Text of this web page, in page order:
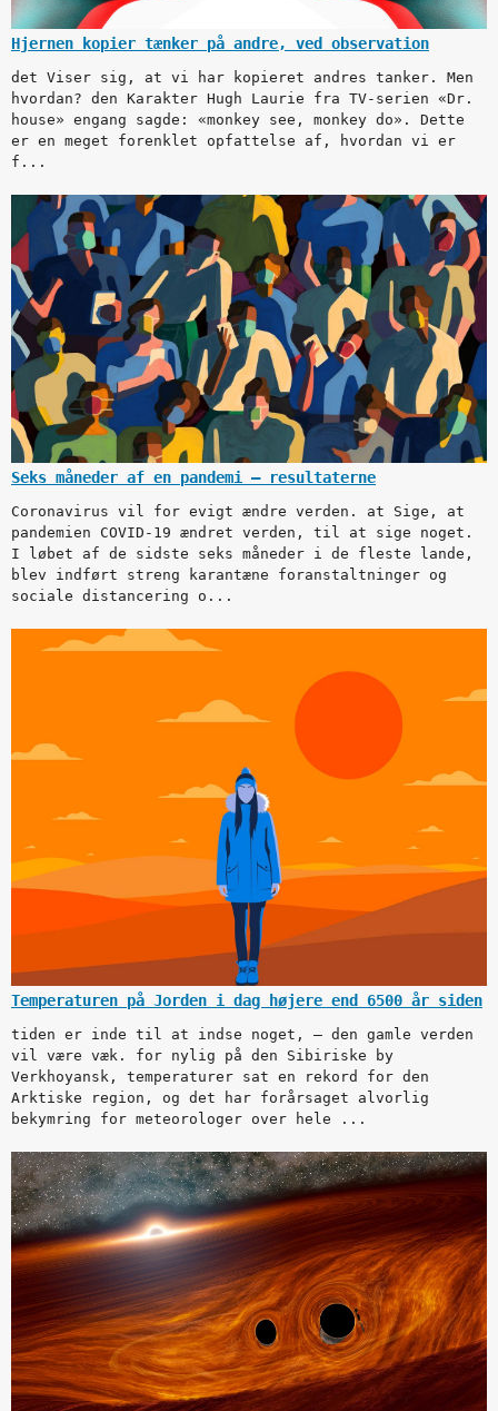
Hjernen kopier tænker på andre, ved observation
det Viser sig, at vi har kopieret andres tanker. Men
hvordan? den Karakter Hugh Laurie fra TV-serien «Dr.
house» engang sagde: «monkey see, monkey do». Dette
er en meget forenklet opfattelse af, hvordan vi er
f...
Seks måneder af en pandemi – resultaterne
Coronavirus vil for evigt ændre verden. at Sige, at
pandemien COVID-19 ændret verden, til at sige noget.
I løbet af de sidste seks måneder i de fleste lande,
blev indført streng karantæne foranstaltninger og
sociale distancering o...
Temperaturen på Jorden i dag højere end 6500 år siden
tiden er inde til at indse noget, – den gamle verden
vil være væk. for nylig på den Sibiriske by
Verkhoyansk, temperaturer sat en rekord for den
Arktiske region, og det har forårsaget alvorlig
bekymring for meteorologer over hele ...